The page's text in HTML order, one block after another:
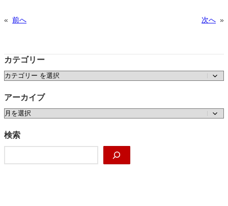
« 前へ 次へ »
カテゴリー
カテゴリー
アーカイブ
ア
カ
イ
検索